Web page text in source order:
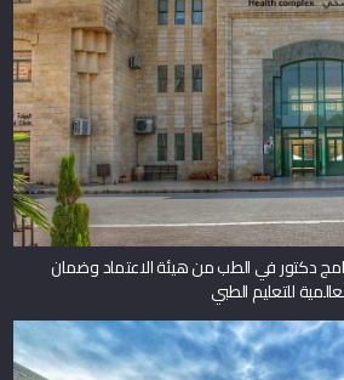
دكتور في الطب من هيئة الاعتماد وضمان
للتعليم الطبي